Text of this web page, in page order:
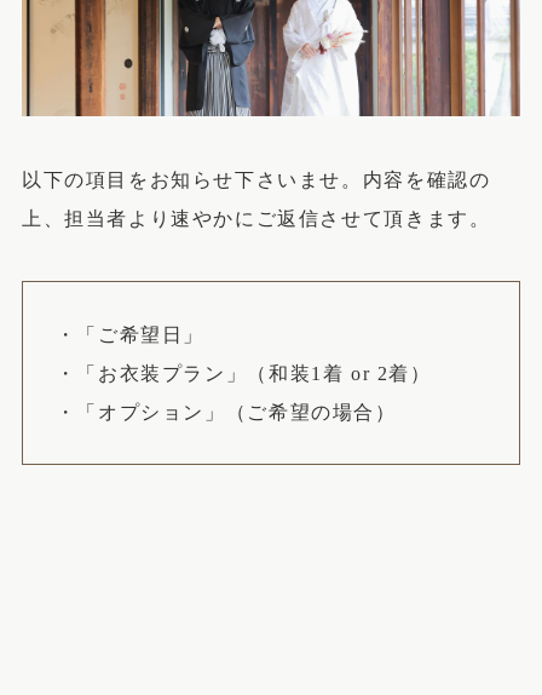
以下の項目をお知らせ下さいませ。内容を確認の
上、担当者より速やかにご返信させて頂きます。
・「ご希望日」
・「お衣装プラン」（和装1着 or 2着）
・「オプション」（ご希望の場合）